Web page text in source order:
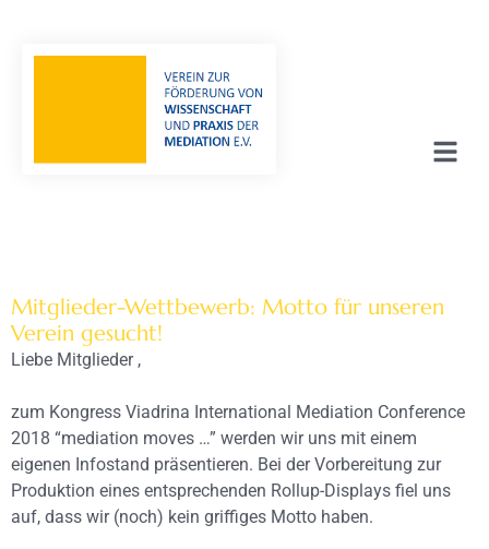
Mitglieder-Wettbewerb: Motto für unseren
Verein gesucht!
Liebe Mitglieder ,
zum Kongress Viadrina International Mediation Conference
2018 “mediation moves …” werden wir uns mit einem
eigenen Infostand präsentieren. Bei der Vorbereitung zur
Produktion eines entsprechenden Rollup-Displays fiel uns
auf, dass wir (noch) kein griffiges Motto haben.